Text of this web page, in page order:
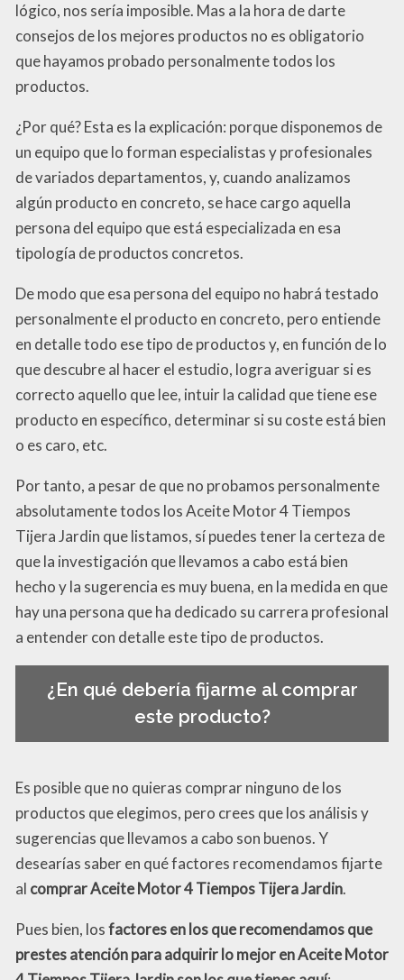
lógico, nos sería imposible. Mas a la hora de darte
consejos de los mejores productos no es obligatorio
que hayamos probado personalmente todos los
productos.
¿Por qué? Esta es la explicación: porque disponemos de
un equipo que lo forman especialistas y profesionales
de variados departamentos, y, cuando analizamos
algún producto en concreto, se hace cargo aquella
persona del equipo que está especializada en esa
tipología de productos concretos.
De modo que esa persona del equipo no habrá testado
personalmente el producto en concreto, pero entiende
en detalle todo ese tipo de productos y, en función de lo
que descubre al hacer el estudio, logra averiguar si es
correcto aquello que lee, intuir la calidad que tiene ese
producto en específico, determinar si su coste está bien
o es caro, etc.
Por tanto, a pesar de que no probamos personalmente
absolutamente todos los Aceite Motor 4 Tiempos
Tijera Jardin que listamos, sí puedes tener la certeza de
que la investigación que llevamos a cabo está bien
hecho y la sugerencia es muy buena, en la medida en que
hay una persona que ha dedicado su carrera profesional
a entender con detalle este tipo de productos.
¿En qué debería fijarme al comprar
este producto?
Es posible que no quieras comprar ninguno de los
productos que elegimos, pero crees que los análisis y
sugerencias que llevamos a cabo son buenos. Y
desearías saber en qué factores recomendamos fijarte
al comprar Aceite Motor 4 Tiempos Tijera Jardin.
Pues bien, losfactores en los que recomendamos que
prestes atención para adquirir lo mejor en Aceite Motor